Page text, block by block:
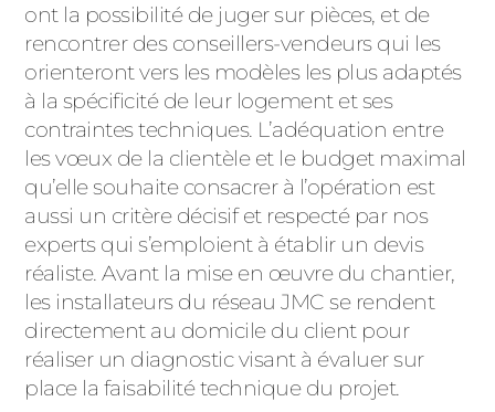
ont la possibilité de juger sur pièces, et de
rencontrer des conseillers-vendeurs qui les
orienteront vers les modèles les plus adaptés
à la spécificité de leur logement et ses
contraintes techniques. L’adéquation entre
les vœux de la clientèle et le budget maximal
qu’elle souhaite consacrer à l’opération est
aussi un critère décisif et respecté par nos
experts qui s’emploient à établir un devis
réaliste. Avant la mise en œuvre du chantier,
les installateurs du réseau JMC se rendent
directement au domicile du client pour
réaliser un diagnostic visant à évaluer sur
place la faisabilité technique du projet.